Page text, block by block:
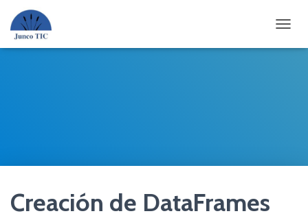
Creación de DataFrames